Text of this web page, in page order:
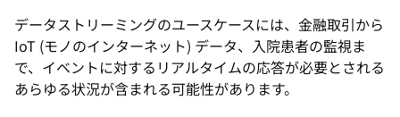
データストリーミングのユースケースには、金融取引から
IoT (モノのインターネット) データ、入院患者の監視ま
で、イベントに対するリアルタイムの応答が必要とされる
あらゆる状況が含まれる可能性があります。